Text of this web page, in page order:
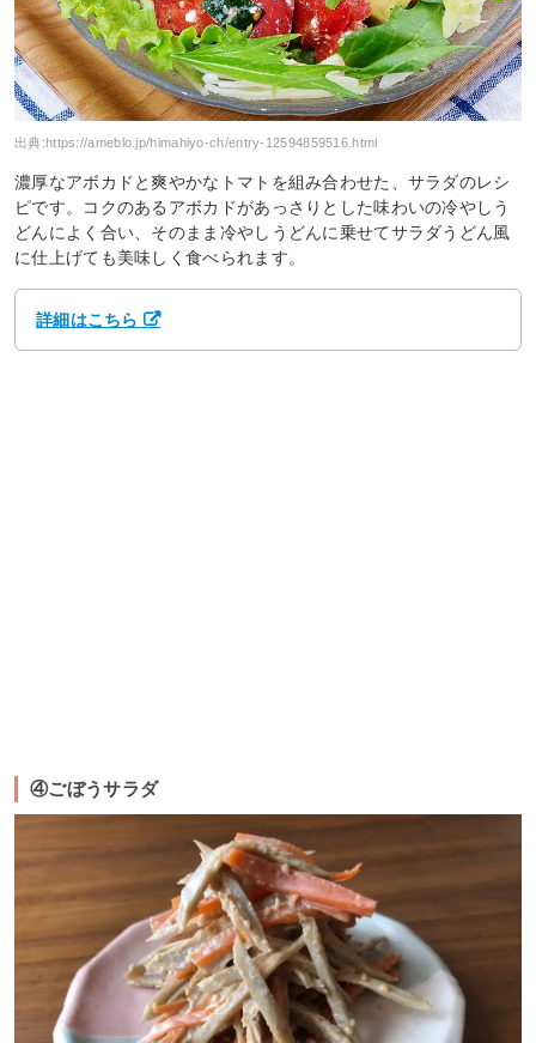
出典: https://ameblo.jp/himahiyo-ch/entry-12594859516.html
濃厚なアボカドと爽やかなトマトを組み合わせた、サラダのレシ
ピです。コクのあるアボカドがあっさりとした味わいの冷やしう
どんによく合い、そのまま冷やしうどんに乗せてサラダうどん風
に仕上げても美味しく食べられます。
詳細はこちら
④ごぼうサラダ